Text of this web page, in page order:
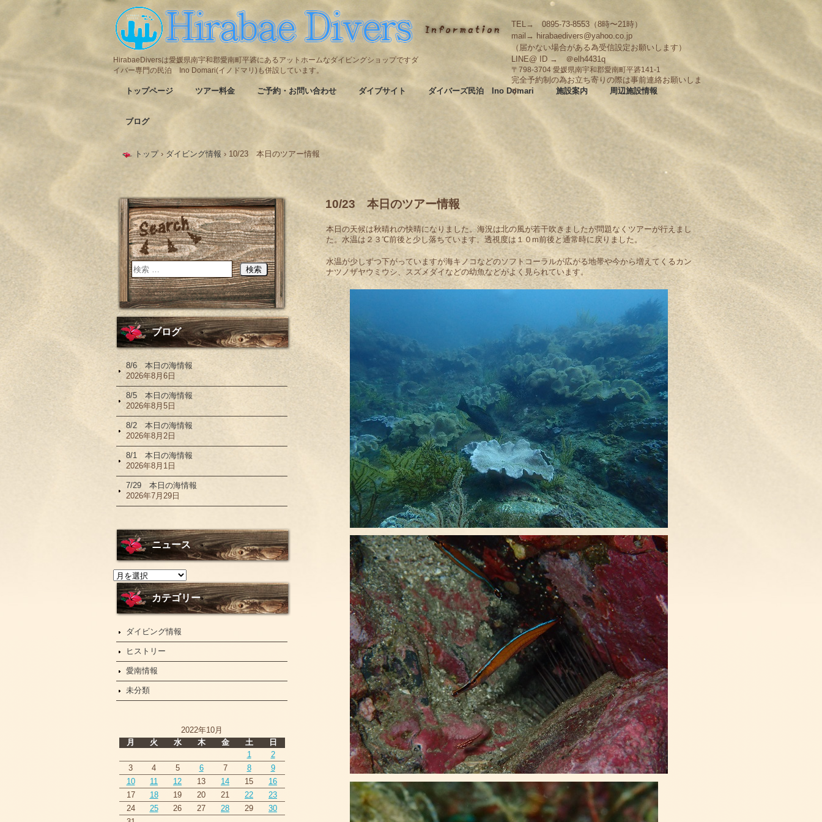
HirabaeDiversは愛媛県南宇和郡愛南町平碆にあるアットホームなダイビングショップですダ
イバー専門の民泊 Ino Domari(イノドマリ)も併設しています。
TEL→ 0895-73-8553（8時〜21時）
mail→ hirabaedivers@yahoo.co.jp
（届かない場合がある為受信設定お願いします）
LINE@ ID → ＠elh4431q
〒798-3704 愛媛県南宇和郡愛南町平碆141-1
完全予約制の為お立ち寄りの際は事前連絡お願いしま
す
トップページ ツアー料金 ご予約・お問い合わせ ダイブサイト ダイバーズ民泊 Ino Domari 施設案内 周辺施設情報
ブログ
トップ › ダイビング情報 › 10/23 本日のツアー情報
10/23 本日のツアー情報
本日の天候は秋晴れの快晴になりました。海況は北の風が若干吹きましたが問題なくツアーが行えまし
た。水温は２３℃前後と少し落ちています。透視度は１０m前後と通常時に戻りました。
水温が少しずつ下がっていますが海キノコなどのソフトコーラルが広がる地帯や今から増えてくるカン
ナツノザヤウミウシ、スズメダイなどの幼魚などがよく見られています。
ブログ
8/6 本日の海情報
2026年8月6日
8/5 本日の海情報
2026年8月5日
8/2 本日の海情報
2026年8月2日
8/1 本日の海情報
2026年8月1日
7/29 本日の海情報
2026年7月29日
ニュース
ニ
ュ
ー
カテゴリー
ダイビング情報
ヒストリー
愛南情報
未分類
2022年10月
月
火 水 木 金 土
日
1
2
3
4 5 6 7 8
9
10
11 12 13 14 15
16
17
18 19 20 21 22
23
24
25 26 27 28 29
30